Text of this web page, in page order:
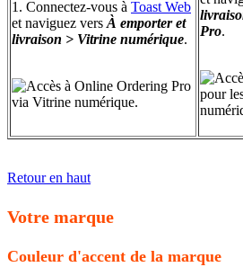
1. Connectez-vous à Toast Web
et naviguez vers À emporter et
livraison > Vitrine numérique.
Pro.
Retour en haut
Votre marque
Couleur d'accent de la marque